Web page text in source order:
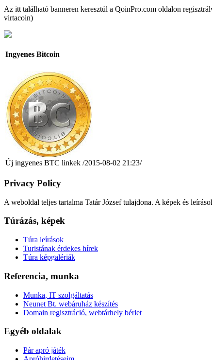
Az itt található banneren keresztül a QoinPro.com oldalon
virtacoin)
Ingyenes Bitcoin
Új ingyenes BTC linkek /2015-08-02 21:23/
Privacy Policy
A weboldal teljes tartalma Tatár József tulajdona. A képek és
Túrázás, képek
Túra leírások
Turistának érdekes hírek
Túra képgalériák
Referencia, munka
Munka, IT szolgáltatás
Neunet Bt. webáruház készítés
Domain regisztráció, webtárhely bérlet
Egyéb oldalak
Pár apró játék